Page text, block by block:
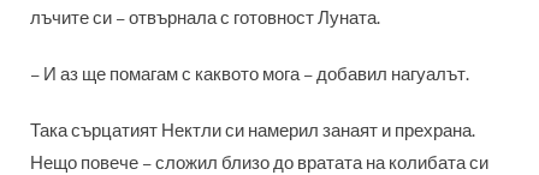
лъчите си – отвърнала с готовност Луната.
– И аз ще помагам с каквото мога – добавил нагуалът.
Така сърцатият Нектли си намерил занаят и прехрана.
Нещо повече – сложил близо до вратата на колибата си